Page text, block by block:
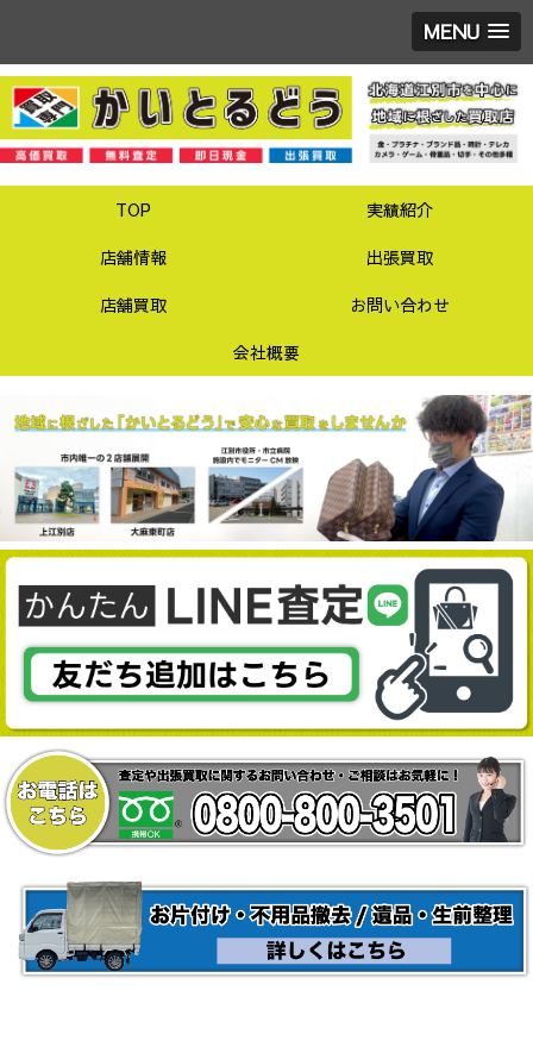
MENU
TOP
実績紹介
店舗情報
出張買取
店舗買取
お問い合わせ
会社概要